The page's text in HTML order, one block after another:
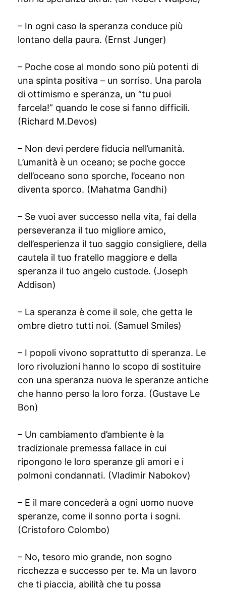
– In ogni caso la speranza conduce più
lontano della paura. (Ernst Junger)
– Poche cose al mondo sono più potenti di
una spinta positiva – un sorriso. Una parola
di ottimismo e speranza, un “tu puoi
farcela!” quando le cose si fanno difficili.
(Richard M.Devos)
– Non devi perdere fiducia nell’umanità.
L’umanità è un oceano; se poche gocce
dell’oceano sono sporche, l’oceano non
diventa sporco. (Mahatma Gandhi)
– Se vuoi aver successo nella vita, fai della
perseveranza il tuo migliore amico,
dell’esperienza il tuo saggio consigliere, della
cautela il tuo fratello maggiore e della
speranza il tuo angelo custode. (Joseph
Addison)
– La speranza è come il sole, che getta le
ombre dietro tutti noi. (Samuel Smiles)
– I popoli vivono soprattutto di speranza. Le
loro rivoluzioni hanno lo scopo di sostituire
con una speranza nuova le speranze antiche
che hanno perso la loro forza. (Gustave Le
Bon)
– Un cambiamento d’ambiente è la
tradizionale premessa fallace in cui
ripongono le loro speranze gli amori e i
polmoni condannati. (Vladimir Nabokov)
– E il mare concederà a ogni uomo nuove
speranze, come il sonno porta i sogni.
(Cristoforo Colombo)
– No, tesoro mio grande, non sogno
ricchezza e successo per te. Ma un lavoro
che ti piaccia, abilità che tu possa